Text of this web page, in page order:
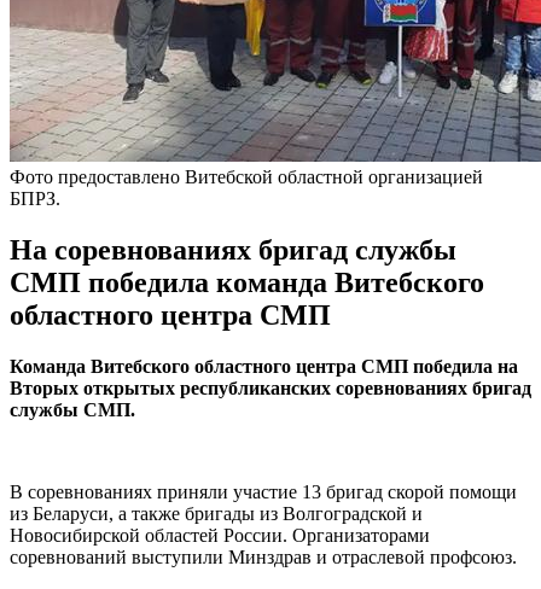
Фото предоставлено Витебской областной организацией
БПРЗ.
На соревнованиях бригад службы
СМП победила команда Витебского
областного центра СМП
Команда Витебского областного центра СМП победила на
Вторых открытых республиканских соревнованиях бригад
службы СМП.
В соревнованиях приняли участие 13 бригад скорой помощи
из Беларуси, а также бригады из Волгоградской и
Новосибирской областей России. Организаторами
соревнований выступили Минздрав и отраслевой профсоюз.